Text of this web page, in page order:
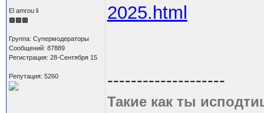
El amrou li
Группа: Супермодераторы
Сообщений: 87889
Регистрация: 28-Сентября 15
Репутация: 5260
2025.html
--------------------
Такие как ты